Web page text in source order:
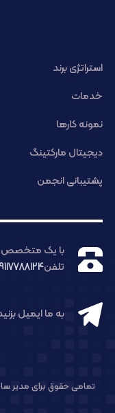
استراتژی برند
خدمات
نمونه کارها
دیجیتال مارکتینگ
پشتیبانی انجمن
با یک
تلفن
به ما ایمیل
تمامی حقوق برای مدیر